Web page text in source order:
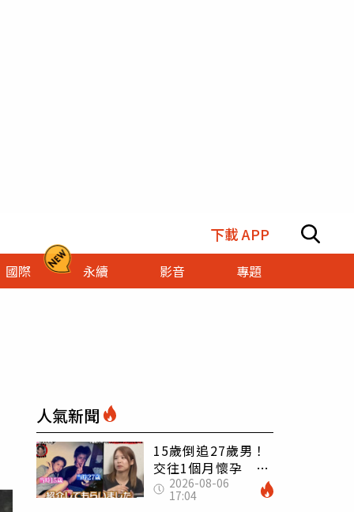
下載 APP
國際 永續 影音 專題
人氣新聞
15歲倒追27歲男！
交往1個月懷孕 36
歲當阿嬤故事曝光
2026-08-06
17:04